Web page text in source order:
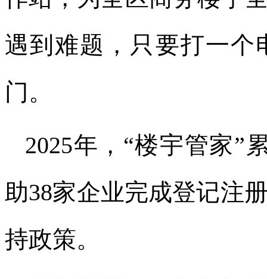
遇到难题，只要打一个
门。
2025年，“楼宇管家”
助38家企业完成登记注
持政策。